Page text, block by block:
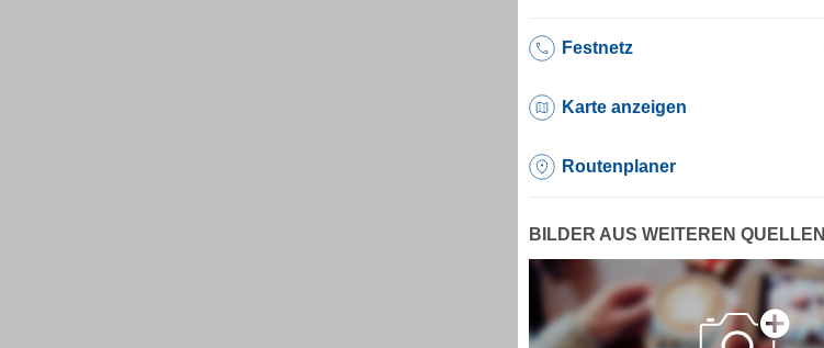
Festnetz
Karte anzeigen
Routenplaner
BILDER AUS WEITEREN QUELLEN